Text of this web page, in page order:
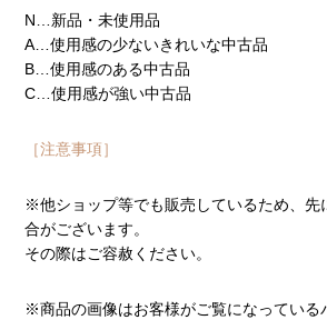
N…新品・未使用品
A…使用感の少ないきれいな中古品
B…使用感のある中古品
C…使用感が強い中古品
［注意事項］
※他ショップ等でも販売しているため、先
合がございます。
その際はご容赦ください。
※商品の画像はお客様がご覧になっている